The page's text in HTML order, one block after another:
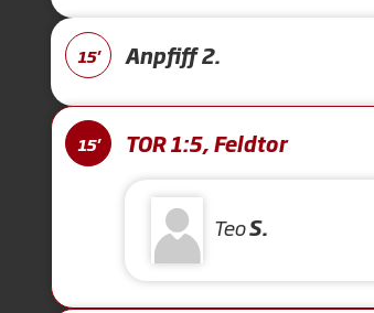
15' Anpfiff 2.
15' TOR 1:5, Feldtor
TeoS.